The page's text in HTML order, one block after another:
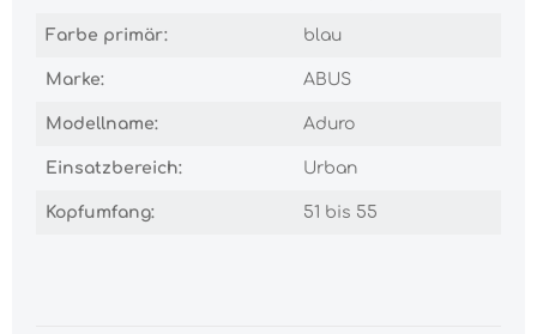
Farbe primär: blau
Marke: ABUS
Modellname: Aduro
Einsatzbereich: Urban
Kopfumfang: 51 bis 55